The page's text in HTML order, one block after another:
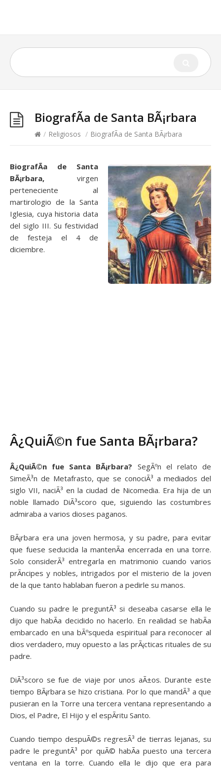
BiografÃ­a de Santa BÃ¡rbara
/ Religiosos / BiografÃ­a de Santa BÃ¡rbara
BiografÃ­a de Santa
BÃ¡rbara, virgen
perteneciente al
martirologio de la Santa
Iglesia, cuya historia data
del siglo III. Su festividad
de festeja el 4 de
diciembre.
Â¿QuiÃ©n fue Santa BÃ¡rbara?
Â¿QuiÃ©n fue Santa BÃ¡rbara? SegÃºn el relato de
SimeÃ³n de Metafrasto, que se conociÃ³ a mediados del
siglo VII, naciÃ³ en la ciudad de Nicomedia. Era hija de un
noble llamado DiÃ³scoro que, siguiendo las costumbres
admiraba a varios dioses paganos.
BÃ¡rbara era una joven hermosa, y su padre, para evitar
que fuese seducida la mantenÃ­a encerrada en una torre.
Solo considerÃ³ entregarla en matrimonio cuando varios
prÃ­ncipes y nobles, intrigados por el misterio de la joven
de la que tanto hablaban fueron a pedirle su manos.
Cuando su padre le preguntÃ³ si deseaba casarse ella le
dijo que habÃ­a decidido no hacerlo. En realidad se habÃ­a
embarcado en una bÃºsqueda espiritual para reconocer al
dios verdadero, muy opuesto a las prÃ¡cticas rituales de su
padre.
DiÃ³scoro se fue de viaje por unos aÃ±os. Durante este
tiempo BÃ¡rbara se hizo cristiana. Por lo que mandÃ³ a que
pusieran en la Torre una tercera ventana representando a
Dios, el Padre, El Hijo y el espÃ­ritu Santo.
Cuando tiempo despuÃ©s regresÃ³ de tierras lejanas, su
padre le preguntÃ³ por quÃ© habÃ­a puesto una tercera
ventana en la torre. Cuando ella le dijo que era para